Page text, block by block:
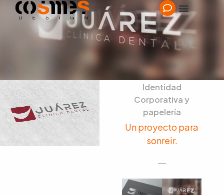
Identidad
Corporativa y
papelería
Un proyecto para
sonreir.